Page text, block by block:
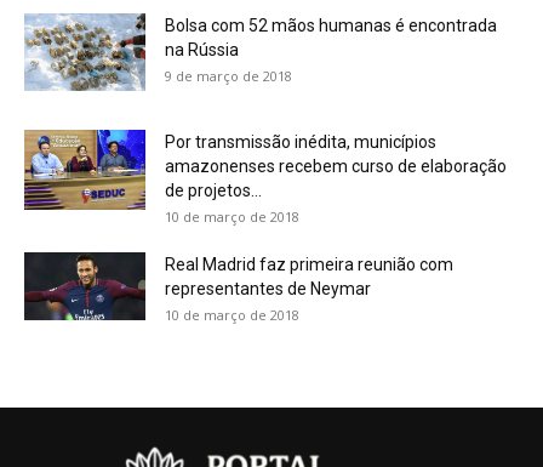
Bolsa com 52 mãos humanas é encontrada
na Rússia
9 de março de 2018
Por transmissão inédita, municípios
amazonenses recebem curso de elaboração
de projetos...
10 de março de 2018
Real Madrid faz primeira reunião com
representantes de Neymar
10 de março de 2018